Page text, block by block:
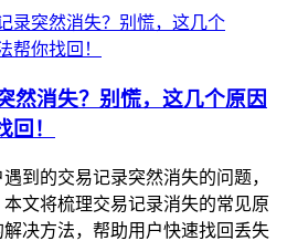
然消失？别慌，这几个原因
！
到的交易记录突然消失的问题，
文将梳理交易记录消失的常见原
决方法，帮助用户快速找回丢失